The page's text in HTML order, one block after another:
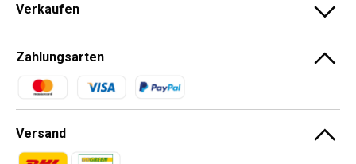
Verkaufen
Zahlungsarten
Zahlungsmethoden
Versand
Zahlungsmethoden